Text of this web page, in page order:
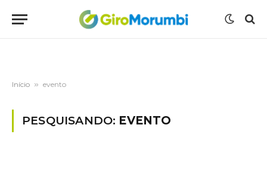
Início » evento
PESQUISANDO: EVENTO